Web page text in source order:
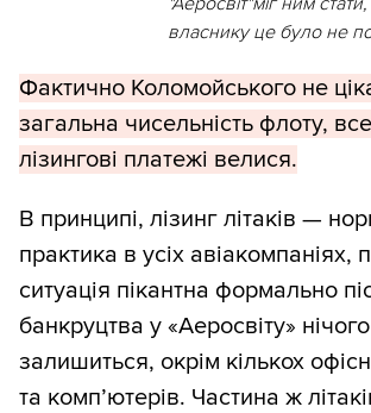
власнику це було не
Фактично Коломойського не
загальна чисельність флоту,
лізингові платежі велися.
В принципі, лізинг літаків —
практика в усіх авіакомпаніях,
ситуація пікантна формально
банкруцтва у «Аеросвіту»
залишиться, окрім кількох
та комп’ютерів. Частина ж